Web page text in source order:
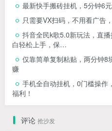
最新快手搬砖挂机，5分钟6
只需要VX扫码，不用看广告
抖音全民k歌5.0新玩法，直
白轻松上手，保…
仅靠简单复制粘贴，两分钟8
赚
手机全自动挂机，0门槛操作
福利！
评论 抢沙发